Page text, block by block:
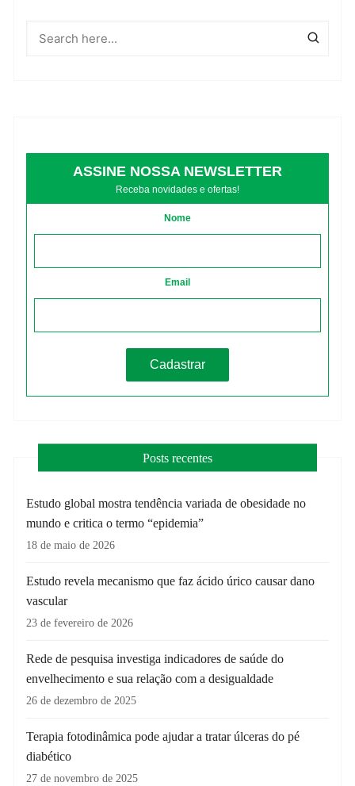
ASSINE NOSSA NEWSLETTER
Receba novidades e ofertas!
Nome
Email
Posts recentes
Estudo global mostra tendência variada de obesidade no
mundo e critica o termo “epidemia”
18 de maio de 2026
Estudo revela mecanismo que faz ácido úrico causar dano
vascular
23 de fevereiro de 2026
Rede de pesquisa investiga indicadores de saúde do
envelhecimento e sua relação com a desigualdade
26 de dezembro de 2025
Terapia fotodinâmica pode ajudar a tratar úlceras do pé
diabético
27 de novembro de 2025